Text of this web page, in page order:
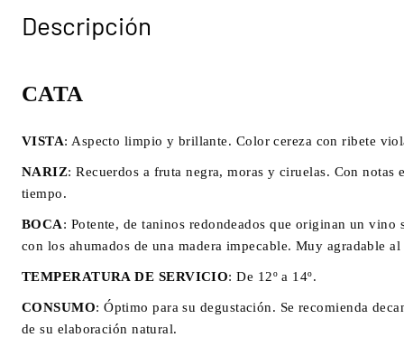
Descripción
CATA
VISTA: Aspecto limpio y brillante. Color cereza con ribete
NARIZ: Recuerdos a fruta negra, moras y ciruelas. Con
tiempo.
BOCA: Potente, de taninos redondeados que originan un
con los ahumados de una madera impecable. Muy agradable
TEMPERATURA DE SERVICIO: De 12º a 14º.
CONSUMO: Óptimo para su degustación. Se recomienda
de su elaboración natural.